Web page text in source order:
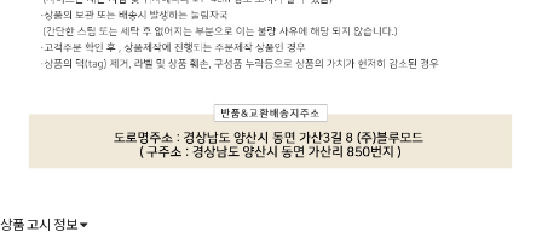
상품 고시 정보